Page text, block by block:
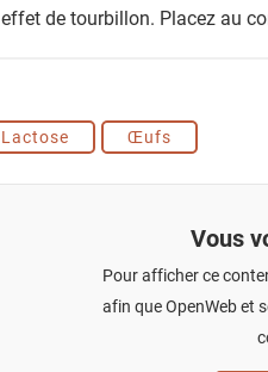
effet de tourbillon. Placez au
Lactose Œufs
Vous
Pour afficher ce
afin que OpenWeb et